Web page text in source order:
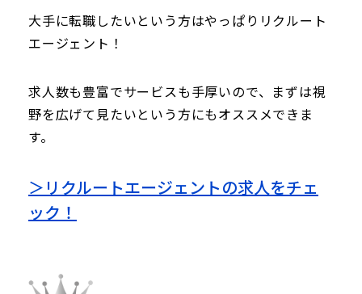
大手に転職したいという方はやっぱりリクルート
エージェント！
求人数も豊富でサービスも手厚いので、まずは視
野を広げて見たいという方にもオススメできま
す。
＞リクルートエージェントの求人をチェ
ック！